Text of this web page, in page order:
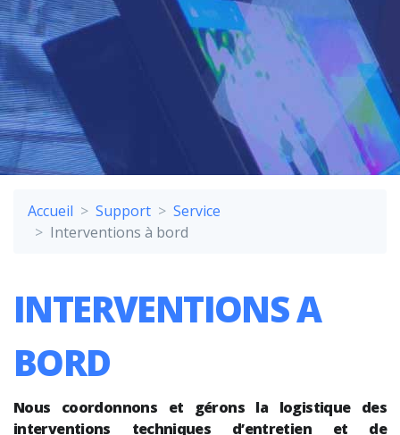
Accueil Support
Service
Interventions à bord
INTERVENTIONS A
BORD
Nous coordonnons et gérons la logistique des
interventions techniques d’entretien et de